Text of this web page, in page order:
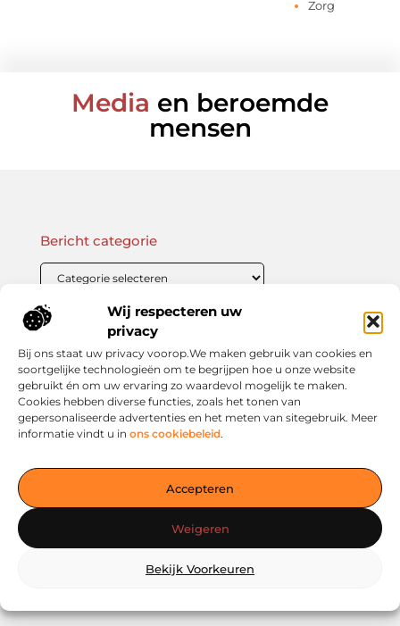
Wij respecteren uw
privacy
Bij ons staat uw privacy voorop.We maken gebruik van cookies en
soortgelijke technologieën om te begrijpen hoe u onze website
gebruikt én om uw ervaring zo waardevol mogelijk te maken.
Cookies hebben diverse functies, zoals het tonen van
gepersonaliseerde advertenties en het meten van sitegebruik. Meer
informatie vindt u in ons cookiebeleid.
Accepteren
Weigeren
Bekijk Voorkeuren
Zorg
Media en beroemde
mensen
tips voor een bewuster en slimmer leven. Alles overzichtelijk
verzameld op één platform. Begin vandaag nog op living-
smart.nl!
Onze informatie
Bericht categorie